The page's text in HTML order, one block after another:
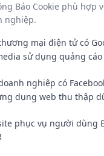
Báo Cookie phù hợp
nghiệp.
mại điện tử có
sử dụng quảng cáo
nghiệp có
dụng web thu thập
phục vụ người dùng